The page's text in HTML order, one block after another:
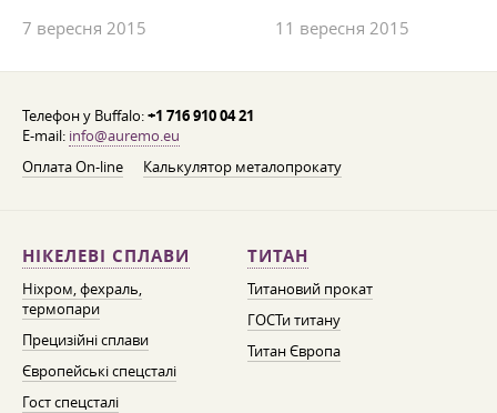
7 вересня 2015 11 вересня 2015
Телефон у Buffalo:+1 716 910 04 21
E-mail: info@auremo.eu
Оплата On-line
Калькулятор металопрокату
НІКЕЛЕВІ СПЛАВИ
Ніхром, фехраль,
термопари
Прецизійні сплави
Європейські спецсталі
Гост спецсталі
ТИТАН
Титановий прокат
ГОСТи титану
Титан Європа